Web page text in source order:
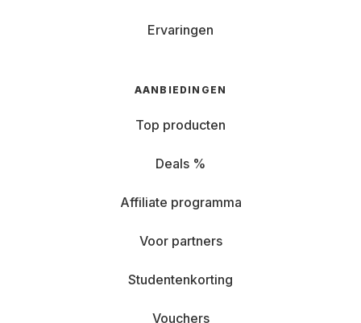
Ervaringen
AANBIEDINGEN
Top producten
Deals %
Affiliate programma
Voor partners
Studentenkorting
Vouchers